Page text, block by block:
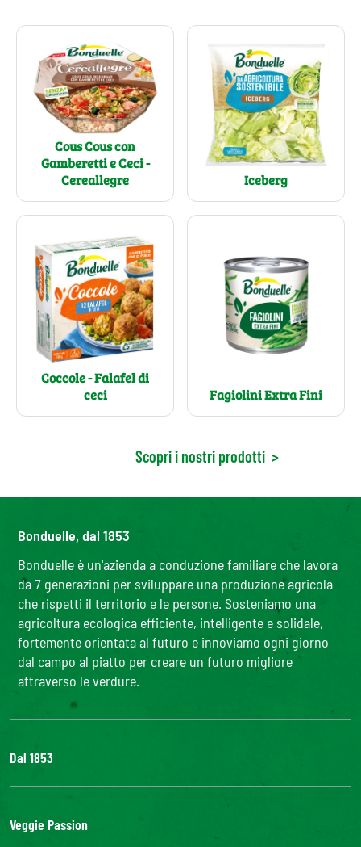
Cous Cous con
Gamberetti e Ceci -
Cereallegre
Iceberg
Coccole - Falafel di
ceci
Fagiolini Extra Fini
Scopri i nostri prodotti >
Bonduelle, dal 1853
Bonduelle è un'azienda a conduzione familiare che lavora
da 7 generazioni per sviluppare una produzione agricola
che rispetti il territorio e le persone. Sosteniamo una
agricoltura ecologica efficiente, intelligente e solidale,
fortemente orientata al futuro e innoviamo ogni giorno
dal campo al piatto per creare un futuro migliore
attraverso le verdure.
Dal 1853
Il Gruppo
La nostra filiera
Veggie Passion